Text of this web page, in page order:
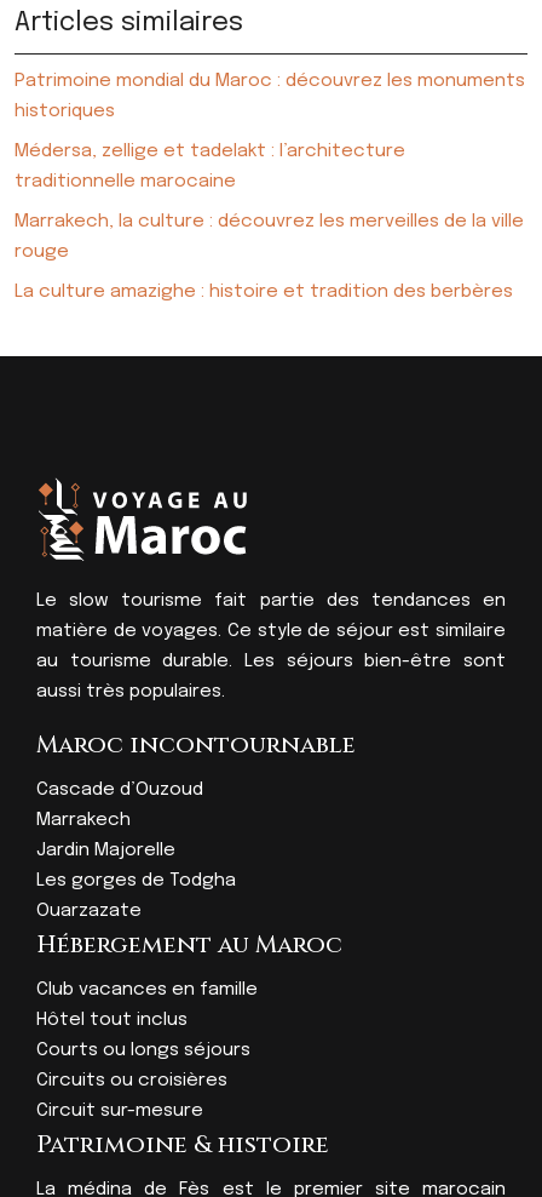
Articles similaires
Patrimoine mondial du Maroc : découvrez les monuments
historiques
Médersa, zellige et tadelakt : l’architecture
traditionnelle marocaine
Marrakech, la culture : découvrez les merveilles de la ville
rouge
La culture amazighe : histoire et tradition des berbères
Le slow tourisme fait partie des tendances en
matière de voyages. Ce style de séjour est similaire
au tourisme durable. Les séjours bien-être sont
aussi très populaires.
Maroc incontournable
Cascade d’Ouzoud
Marrakech
Jardin Majorelle
Les gorges de Todgha
Ouarzazate
Hébergement au Maroc
Club vacances en famille
Hôtel tout inclus
Courts ou longs séjours
Circuits ou croisières
Circuit sur-mesure
Patrimoine & histoire
La médina de Fès est le premier site marocain